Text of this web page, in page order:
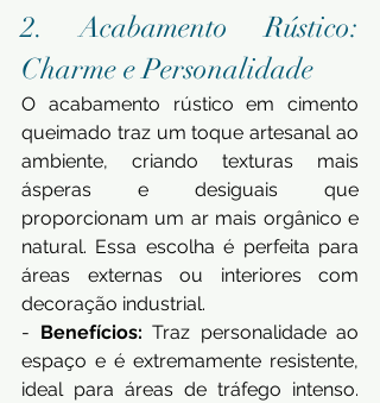
2. Acabamento Rústico:
Charme e Personalidade
O acabamento rústico em cimento
queimado traz um toque artesanal ao
ambiente, criando texturas mais
ásperas e desiguais que
proporcionam um ar mais orgânico e
natural. Essa escolha é perfeita para
áreas externas ou interiores com
decoração industrial.
- Benefícios: Traz personalidade ao
espaço e é extremamente resistente,
ideal para áreas de tráfego intenso.